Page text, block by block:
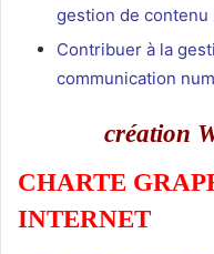
gestion de contenu
Contribuer à la
communication
création
CHARTE
INTERNET